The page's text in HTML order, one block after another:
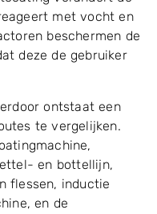
met vocht en
beschermen de
deze de gebruiker
ontstaat een
te vergelijken.
en bottellijn,
flessen, inductie
en de